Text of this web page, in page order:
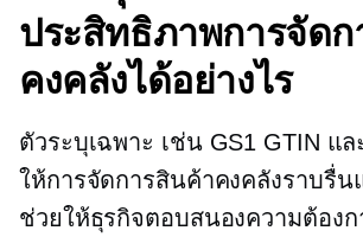
ประสิทธิภาพการจัด
คงคลังได้อย่างไร
ตัวระบุเฉพาะ เช่น GS1 GTIN แล
ให้การจัดการสินค้าคงคลังราบรื่
ช่วยให้ธุรกิจตอบสนองความต้อง